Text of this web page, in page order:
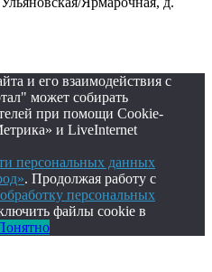
и его взаимодействия с
может собирать
при помощи Cookie-
и LiveInternet
персональных данных
. Продолжая работу с
персональных
файлы cookie в